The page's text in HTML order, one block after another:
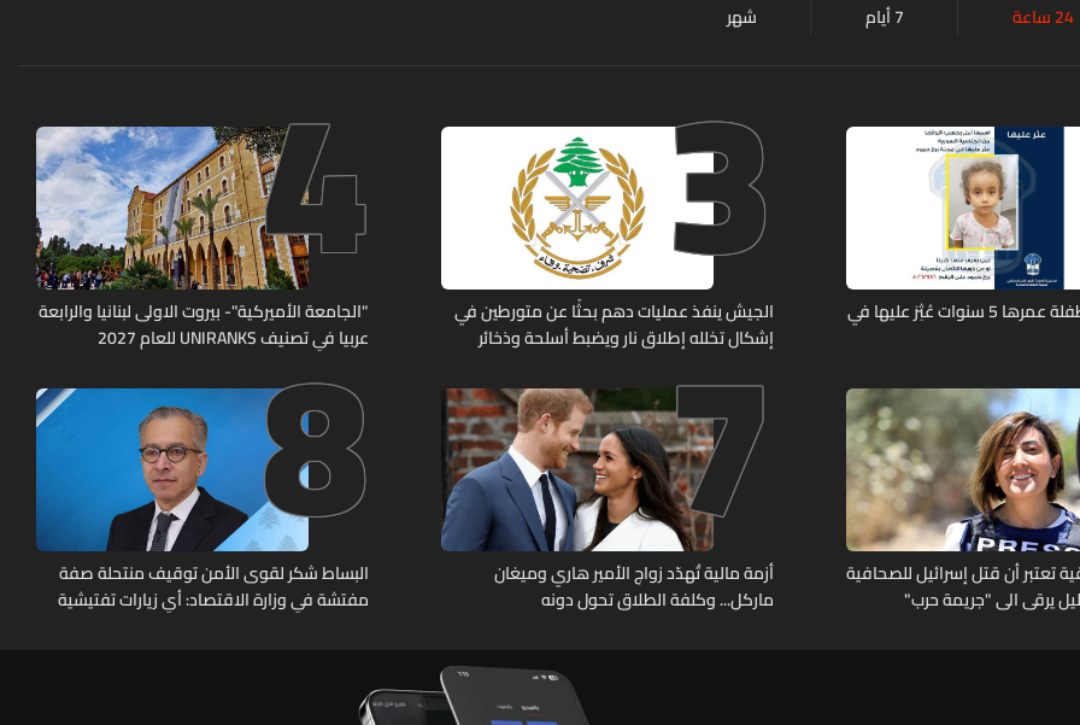
24 ساعة 7 أيام شهر
تعميم صورة طفلة عمرها 5 سنوات عُثِرَ عليها في
3
الجيش ينفذ عمليات دهم بحثًا عن متورطين في
إشكال تخلله إطلاق نار ويضبط أسلحة وذخائر
4
"الجامعة الأميركية"- بيروت الاولى لبنانيا والرابعة
عربيا في تصنيف UNIRANKS للعام 2027
تعتبر أن قتل إسرائيل للصحافية
يرقى الى "جريمة حرب"
7
أزمة مالية تُهدّد زواج الأمير هاري وميغان
ماركل... وكلفة الطلاق تحول دونه
8
البساط شكر لقوى الأمن توقيف منتحلة صفة
مفتشة في وزارة الاقتصاد: أي زيارات تفتيشية